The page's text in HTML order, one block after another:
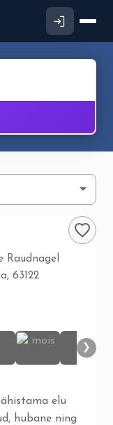
Raudnagel
63122
❯
elu
hubane ning